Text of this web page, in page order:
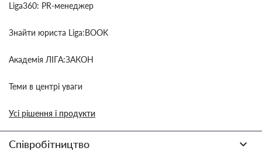
Liga360: PR-менеджер
Знайти юриста Liga:BOOK
Академія ЛІГА:ЗАКОН
Теми в центрі уваги
Усі рішення і продукти
Співробітництво